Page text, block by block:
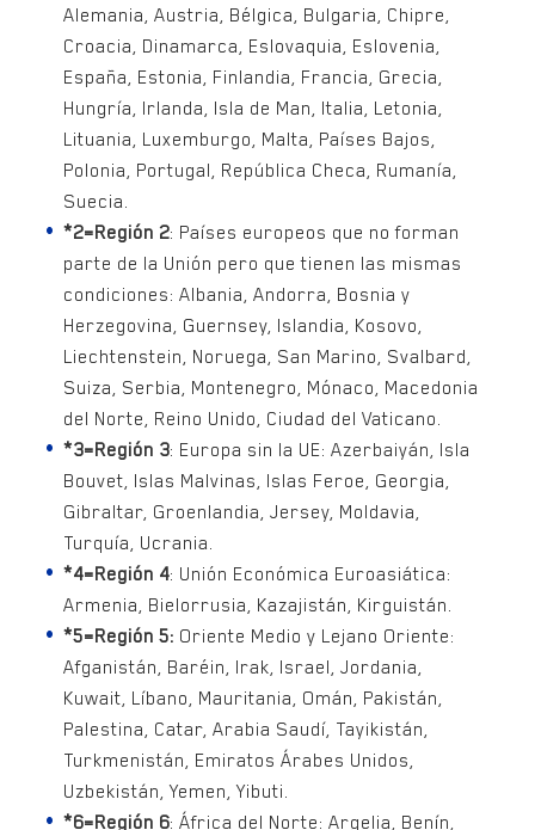
Alemania, Austria, Bélgica, Bulgaria, Chipre,
Croacia, Dinamarca, Eslovaquia, Eslovenia,
España, Estonia, Finlandia, Francia, Grecia,
Hungría, Irlanda, Isla de Man, Italia, Letonia,
Lituania, Luxemburgo, Malta, Países Bajos,
Polonia, Portugal, República Checa, Rumanía,
Suecia.
*2=Región 2: Países europeos que no forman
parte de la Unión pero que tienen las mismas
condiciones: Albania, Andorra, Bosnia y
Herzegovina, Guernsey, Islandia, Kosovo,
Liechtenstein, Noruega, San Marino, Svalbard,
Suiza, Serbia, Montenegro, Mónaco, Macedonia
del Norte, Reino Unido, Ciudad del Vaticano.
*3=Región 3: Europa sin la UE: Azerbaiyán, Isla
Bouvet, Islas Malvinas, Islas Feroe, Georgia,
Gibraltar, Groenlandia, Jersey, Moldavia,
Turquía, Ucrania.
*4=Región 4: Unión Económica Euroasiática:
Armenia, Bielorrusia, Kazajistán, Kirguistán.
*5=Región 5: Oriente Medio y Lejano Oriente:
Afganistán, Baréin, Irak, Israel, Jordania,
Kuwait, Líbano, Mauritania, Omán, Pakistán,
Palestina, Catar, Arabia Saudí, Tayikistán,
Turkmenistán, Emiratos Árabes Unidos,
Uzbekistán, Yemen, Yibuti.
*6=Región 6: África del Norte: Argelia, Benín,